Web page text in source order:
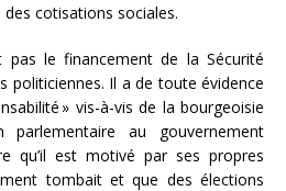
cotisations sociales.
pas le financement de la Sécurité
politiciennes. Il a de toute évidence
» vis-à-vis de la bourgeoisie
au gouvernement
qu’il est motivé par ses propres
tombait et que des élections